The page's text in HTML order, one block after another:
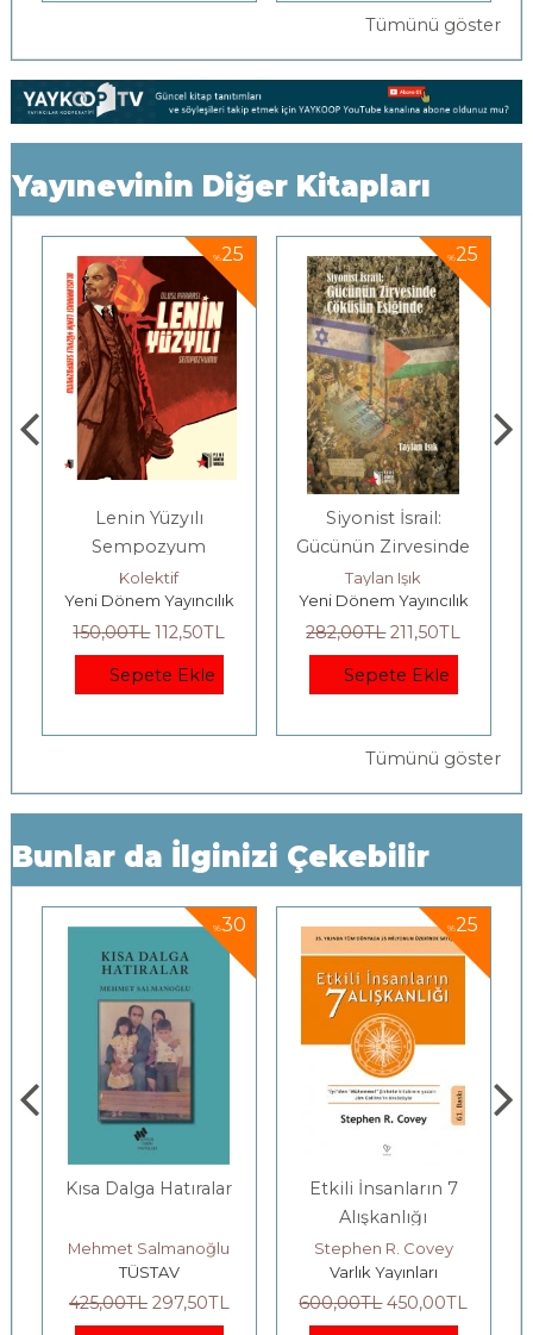
Tümünü göster
Yayınevinin Diğer Kitapları
%25
Lenin Yüzyılı
Sempozyum
Kolektif
Yeni Dönem Yayıncılık
150,00TL 112,50TL
Sepete Ekle
%25
Siyonist İsrail:
Gücünün Zirvesinde
Çöküşün Eşiğinde
Taylan Işık
Yeni Dönem Yayıncılık
282,00TL 211,50TL
Sepete Ekle
Tümünü göster
Bunlar da İlginizi Çekebilir
%30
Kısa Dalga Hatıralar
Mehmet Salmanoğlu
TÜSTAV
425,00TL 297,50TL
%25
Etkili İnsanların 7
Alışkanlığı
Stephen R. Covey
Varlık Yayınları
600,00TL 450,00TL